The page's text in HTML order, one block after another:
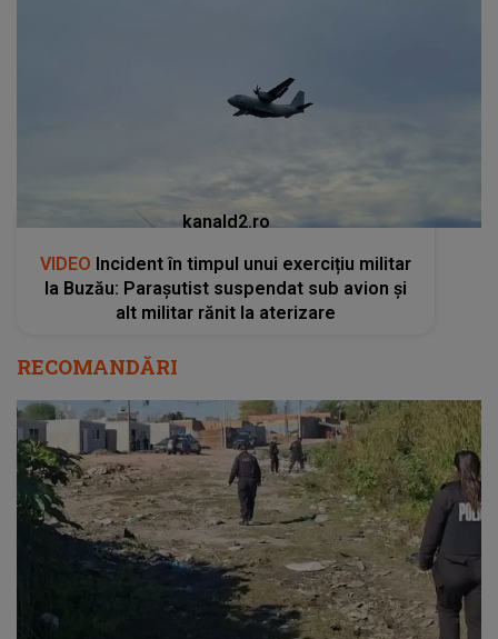
kanald2.ro
VIDEO Incident în timpul unui exercițiu militar
la Buzău: Parașutist suspendat sub avion și
alt militar rănit la aterizare
RECOMANDĂRI